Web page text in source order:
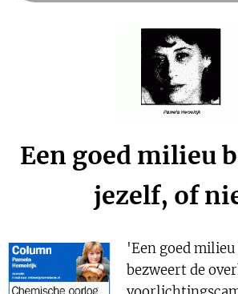
Een goed milieu
jezelf, of
'Een goed
bezweert de